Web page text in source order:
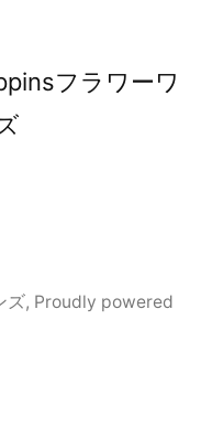
フラワーワ
ズ, Proudly powered